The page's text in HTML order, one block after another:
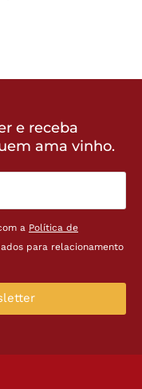
e receba
ama vinho.
a Política de
para relacionamento